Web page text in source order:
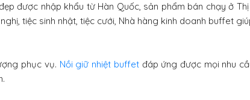
được nhập khẩu từ Hàn Quốc, sản phẩm bán chạy ở
tiệc sinh nhật, tiệc cưới, Nhà hàng kinh doanh buffet
phục vụ. Nồi giữ nhiệt buffetđáp ứng được mọi nhu